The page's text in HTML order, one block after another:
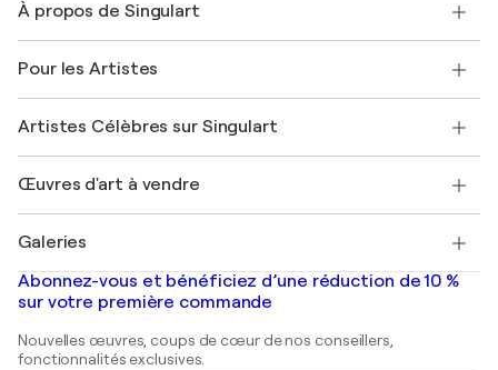
Expédition
Offrir une carte cadeau
Rejoignez notre programme commercial
Mon compte
+33 1 76 44 06 42
À propos de Singulart
FAQ
Magazine Singulart
Emplois
Découvrez une sélection d'art original
Pour les Artistes
Se connecter en tant qu'Artiste
Artistes Célèbres sur Singulart
Marc Chagall
Banksy
Mr. Brainwash
Shepard Fairey
Œuvres d'art à vendre
Tableaux abstraits à vendre
Peintures de paysage
Estampes
Peintures acryliques
Galeries
Galeries d'art en France
Galeries d'art en Belgique
Abonnez-vous et bénéficiez d’une réduction de 10 %
sur votre première commande
Nouvelles œuvres, coups de cœur de nos conseillers,
fonctionnalités exclusives.